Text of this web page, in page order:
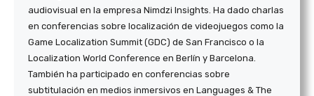
audiovisual en la empresa Nimdzi Insights. Ha dado charlas
en conferencias sobre localización de videojuegos como la
Game Localization Summit (GDC) de San Francisco o la
Localization World Conference en Berlín y Barcelona.
También ha participado en conferencias sobre
subtitulación en medios inmersivos en Languages & The